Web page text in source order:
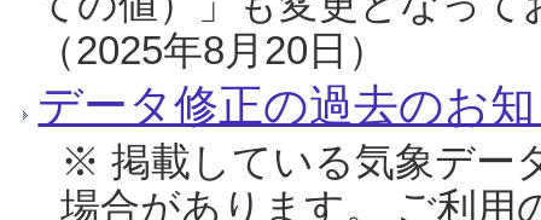
（2025年8月20日）
データ修正の過去のお
※ 掲載している気象デー
場合があります。 ご利用